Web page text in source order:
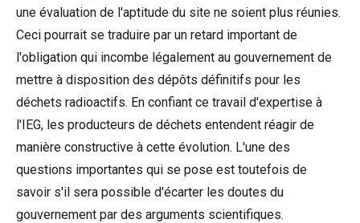
une évaluation de l'aptitude du site ne soient plus réunies.
Ceci pourrait se traduire par un retard important de
l'obligation qui incombe légalement au gouvernement de
mettre à disposition des dépôts définitifs pour les
déchets radioactifs. En confiant ce travail d'expertise à
l'IEG, les producteurs de déchets entendent réagir de
manière constructive à cette évolution. L'une des
questions importantes qui se pose est toutefois de
savoir s'il sera possible d'écarter les doutes du
gouvernement par des arguments scientifiques.